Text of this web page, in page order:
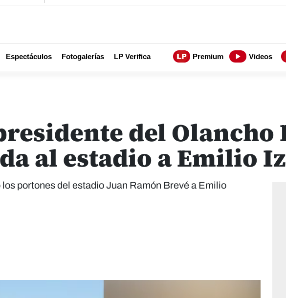
Espectáculos Fotogalerías LP Verifica Premium Videos
del Olancho
al estadio a Emilio
portones del estadio Juan Ramón Brevé a Emilio